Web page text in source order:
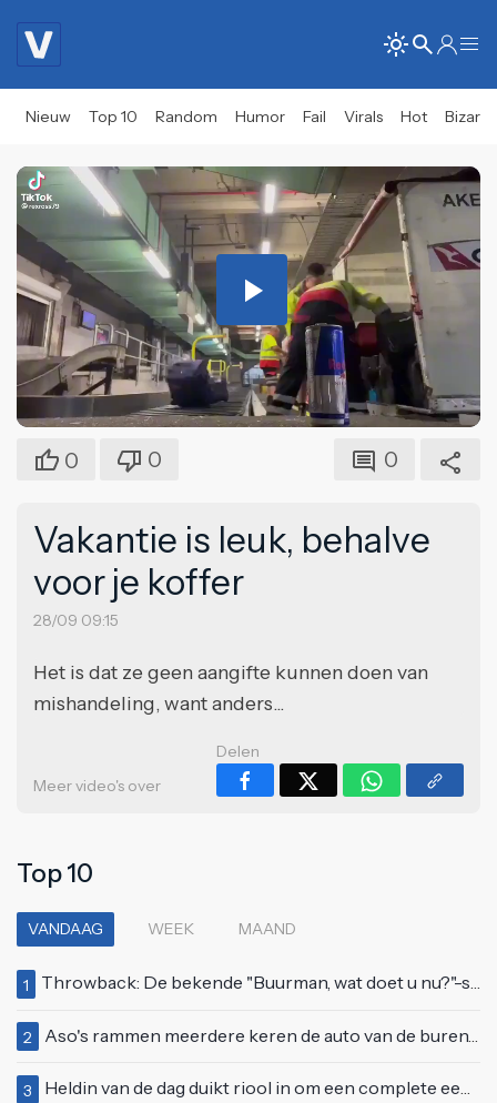
Nieuw Top 10 Random Humor Fail Virals Hot Bizar
Play
Video
0 0 0
Vakantie is leuk, behalve
voor je koffer
28/09 09:15
Het is dat ze geen aangifte kunnen doen van
mishandeling, want anders...
Meer video's over
Delen
Top 10
VANDAAG WEEK MAAND
1 Throwback: De bekende "Buurman, wat doet u nu?"-scène uit Flodder met Tatjana Šimić
2 Aso's rammen meerdere keren de auto van de buren, maar doen alsof er niets gebeurd is
3 Heldin van de dag duikt riool in om een complete eendenfamilie te redden